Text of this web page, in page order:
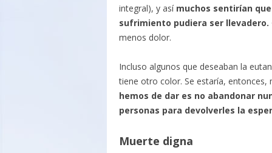
integral), y así muchos sentirían
sufrimiento pudiera ser llevadero.
menos dolor.
Incluso algunos que deseaban la
tiene otro color. Se estaría, entonces,
hemos de dar es no abandonar
personas para devolverles la
Muerte digna